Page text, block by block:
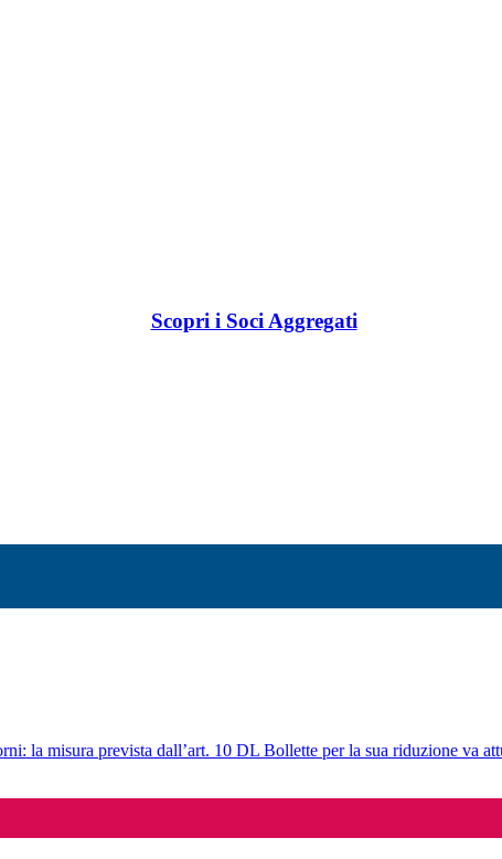
Scopri i Soci Aggregati
la misura prevista dall’art. 10 DL Bollette per la sua riduzione va